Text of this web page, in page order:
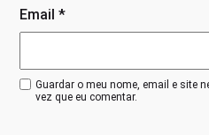
Email*
Guardar o meu nome, email e site
vez que eu comentar.